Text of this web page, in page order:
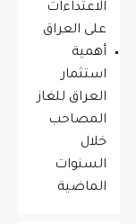
الاعتداءات
على العراق
أهمية
استثمار
العراق للغاز
المصاحب
خلال
السنوات
الماضية